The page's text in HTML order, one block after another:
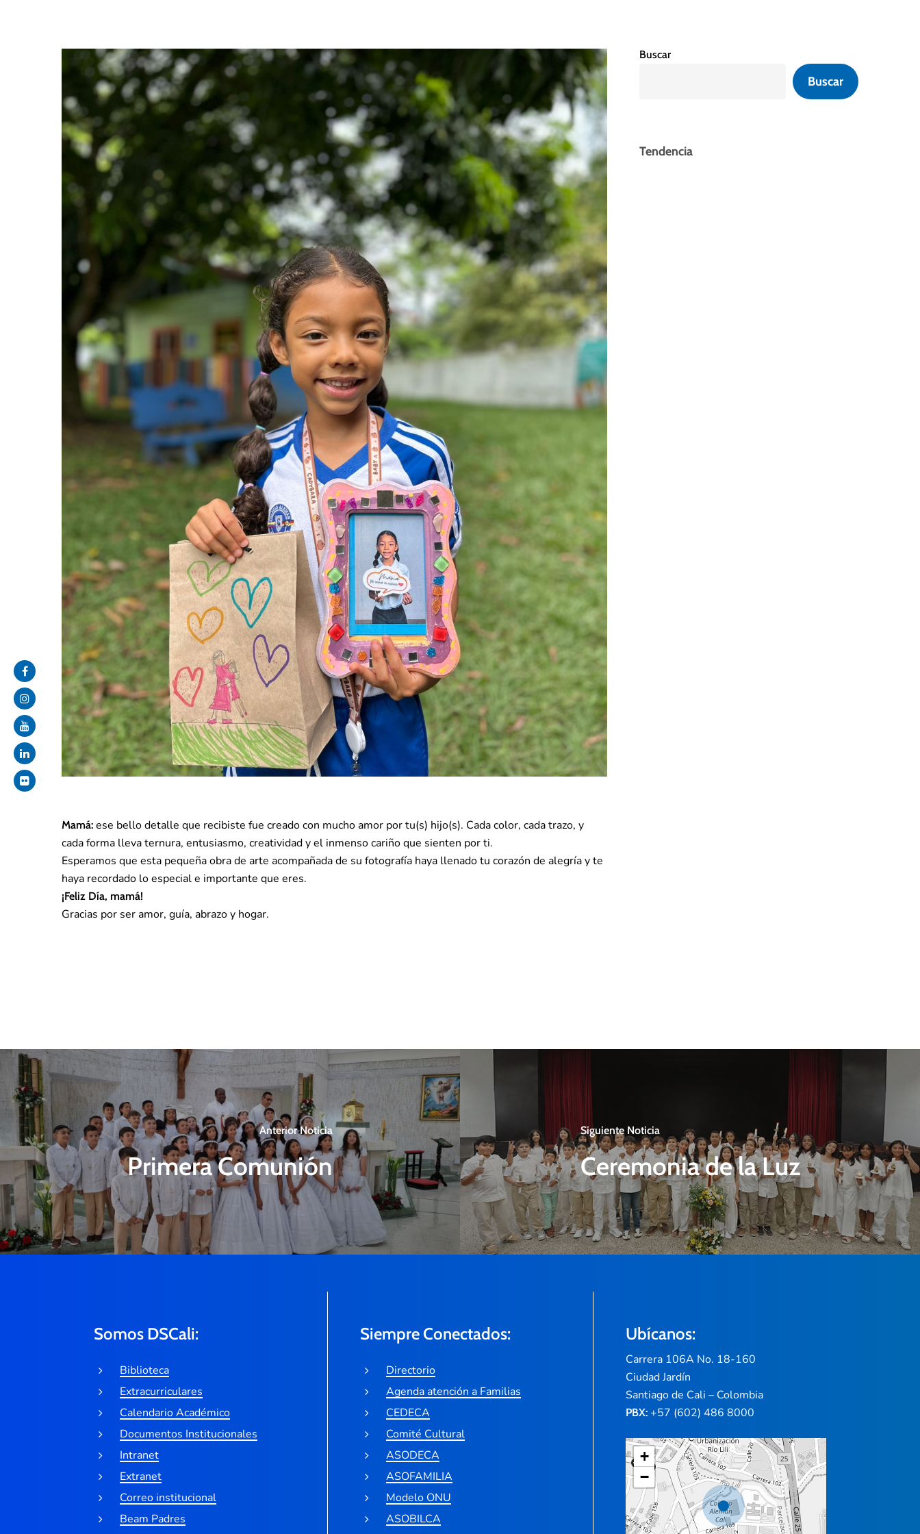
Mamá: ese bello detalle que recibiste fue creado con mucho amor por tu(s) hijo(s). Cada color, cada trazo, y
cada forma lleva ternura, entusiasmo, creatividad y el inmenso cariño que sienten por ti.
Esperamos que esta pequeña obra de arte acompañada de su fotografía haya llenado tu corazón de alegría y te
haya recordado lo especial e importante que eres.
¡Feliz Día, mamá!
Gracias por ser amor, guía, abrazo y hogar.
Buscar
Buscar
Tendencia
Anterior Noticia
Primera Comunión
Siguiente Noticia
Ceremonia de la Luz
Somos DSCali:
Biblioteca
Extracurriculares
Calendario Académico
Documentos Institucionales
Intranet
Extranet
Correo institucional
Beam Padres
Siempre Conectados:
Directorio
Agenda atención a Familias
CEDECA
Comité Cultural
ASODECA
ASOFAMILIA
Modelo ONU
ASOBILCA
Ubícanos:
Carrera 106A No. 18-160
Ciudad Jardín
Santiago de Cali – Colombia
PBX:+57 (602) 486 8000
+
−